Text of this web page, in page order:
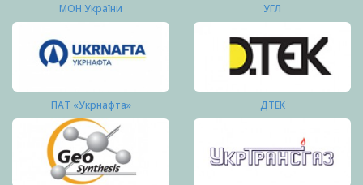
МОН України УГЛ
ПАТ «Укрнафта» ДТЕК